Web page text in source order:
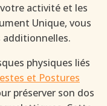
activité et les
Unique, vous
additionnelles.
physiques liés
et Postures
préserver son dos